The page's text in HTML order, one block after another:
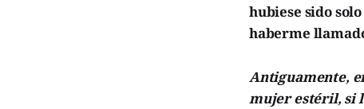
hubiese sido
haberme
Antiguamente,
mujer estéril, si